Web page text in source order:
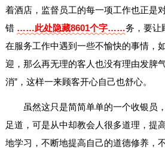
着酒店，监督员工的每一项工作也正是
错 ……此处隐藏8601个字……务，要让
在服务工作中遇到一些不愉快的事情，
迎，那么再无理的客人也没有理由发脾
消”，这样一来顾客开心自己也舒心。
虽然这只是简简单单的一个收银员
足道，可是从中却教会人很多道理，提
地学习，不断地提高自己的道德修养，